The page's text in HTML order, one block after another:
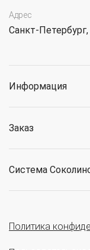
Адрес
Санкт-
Информация
Заказ
Система
Политика